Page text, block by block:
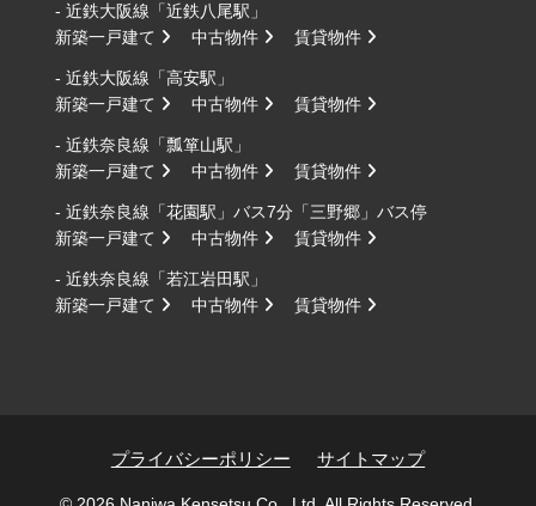
- 近鉄大阪線「近鉄八尾駅」
新築一戸建て
中古物件 賃貸物件
- 近鉄大阪線「高安駅」
新築一戸建て
中古物件 賃貸物件
- 近鉄奈良線「瓢箪山駅」
新築一戸建て
中古物件 賃貸物件
- 近鉄奈良線「花園駅」バス7分「三野郷」バス停
新築一戸建て
中古物件 賃貸物件
- 近鉄奈良線「若江岩田駅」
新築一戸建て
中古物件 賃貸物件
プライバシーポリシー サイトマップ